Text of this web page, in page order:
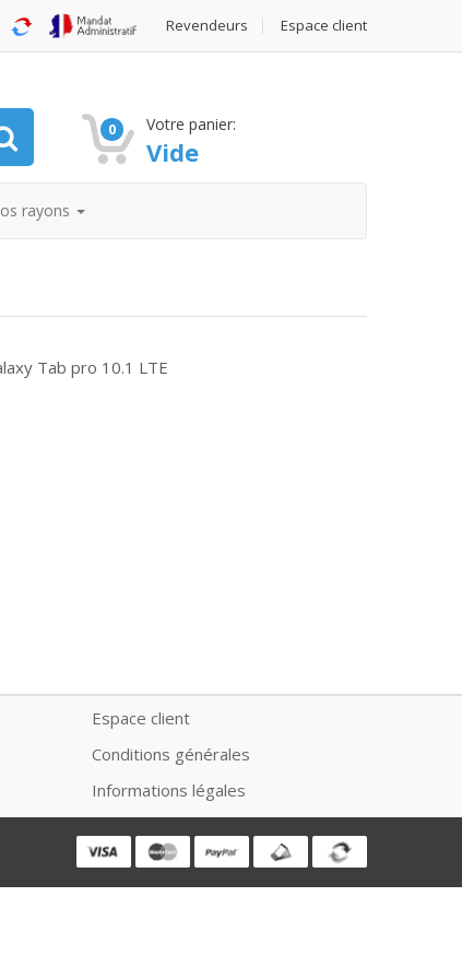
Revendeurs Espace client
0 Votre panier:
Vide
rayons
Tab pro 10.1 LTE
Espace client
Conditions générales
Informations légales